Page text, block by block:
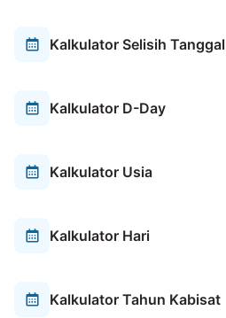
Kalkulator Selisih Tanggal
Kalkulator D-Day
Kalkulator Usia
Kalkulator Hari
Kalkulator Tahun Kabisat